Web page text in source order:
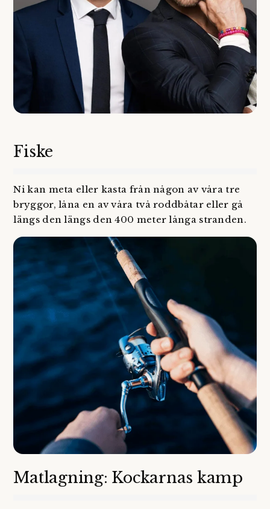
Fiske
Ni kan meta eller kasta från någon av våra tre
bryggor, låna en av våra två roddbåtar eller gå
längs den längs den 400 meter långa stranden.
Matlagning: Kockarnas kamp